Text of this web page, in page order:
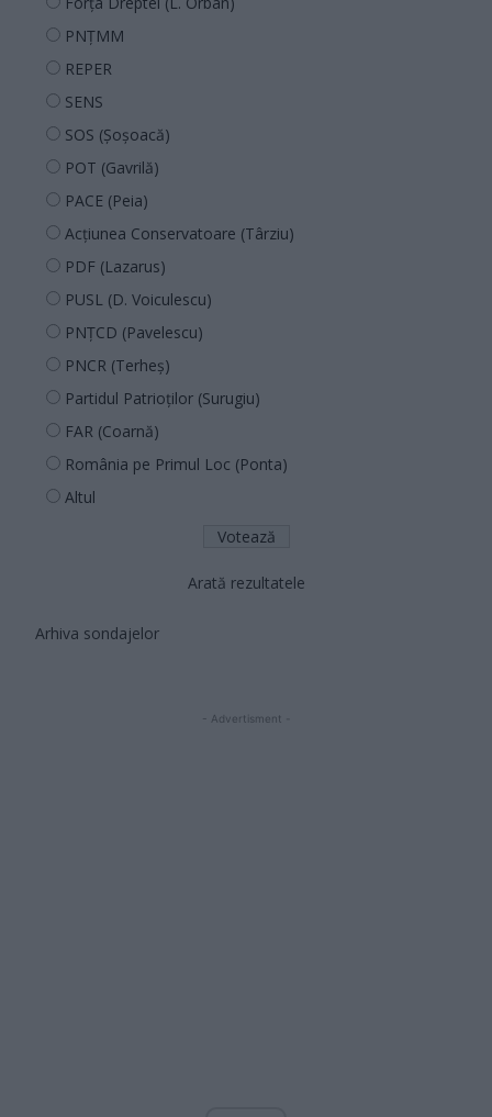
PNȚMM
REPER
SENS
SOS (Șoșoacă)
POT (Gavrilă)
PACE (Peia)
Acțiunea Conservatoare (Târziu)
PDF (Lazarus)
PUSL (D. Voiculescu)
PNȚCD (Pavelescu)
PNCR (Terheș)
Partidul Patrioților (Surugiu)
FAR (Coarnă)
România pe Primul Loc (Ponta)
Altul
Arată rezultatele
Arhiva sondajelor
- Advertisment -